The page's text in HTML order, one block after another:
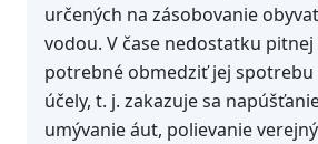
určených na zásobovanie
vodou. V čase nedostatku pitnej
potrebné obmedziť jej
účely, t. j. zakazuje sa
umývanie áut, polievanie